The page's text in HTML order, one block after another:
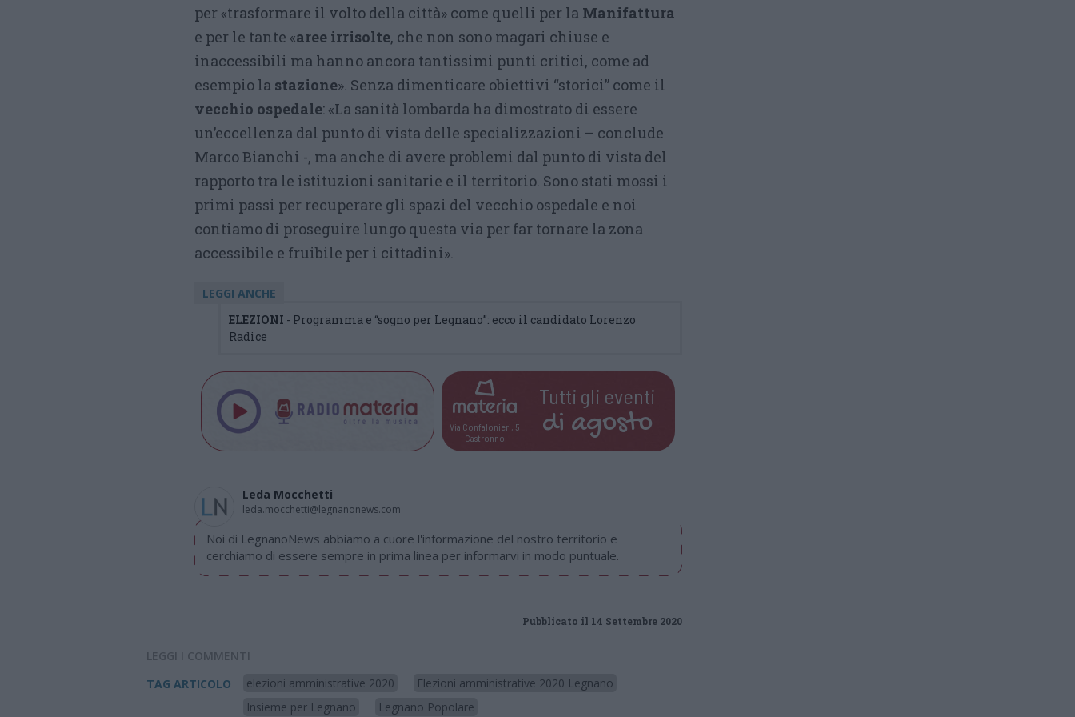
per «trasformare il volto della città» come quelli per la Manifattura
e per le tante «aree irrisolte, che non sono magari chiuse e
inaccessibili ma hanno ancora tantissimi punti critici, come ad
esempio la stazione». Senza dimenticare obiettivi “storici” come il
vecchio ospedale: «La sanità lombarda ha dimostrato di essere
un’eccellenza dal punto di vista delle specializzazioni – conclude
Marco Bianchi -, ma anche di avere problemi dal punto di vista del
rapporto tra le istituzioni sanitarie e il territorio. Sono stati mossi i
primi passi per recuperare gli spazi del vecchio ospedale e noi
contiamo di proseguire lungo questa via per far tornare la zona
accessibile e fruibile per i cittadini».
LEGGI ANCHE
ELEZIONI - Programma e “sogno per Legnano”: ecco il candidato Lorenzo
Radice
Via Confalonieri, 5
Castronno
Tutti gli eventi
di agosto
Leda Mocchetti
leda.mocchetti@legnanonews.com
Noi di LegnanoNews abbiamo a cuore l'informazione del nostro territorio e
cerchiamo di essere sempre in prima linea per informarvi in modo puntuale.
Pubblicato il 14 Settembre 2020
LEGGI I COMMENTI
TAG ARTICOLO
elezioni amministrative 2020
Elezioni amministrative 2020 Legnano
Insieme per Legnano
Legnano Popolare